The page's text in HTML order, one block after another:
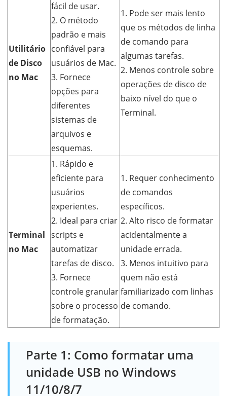
Utilitário
de Disco
no Mac
fácil de usar.
2. O método
padrão e mais
confiável para
usuários de Mac.
3. Fornece
opções para
diferentes
sistemas de
arquivos e
esquemas.
1. Pode ser mais lento
que os métodos de linha
de comando para
algumas tarefas.
2. Menos controle sobre
operações de disco de
baixo nível do que o
Terminal.
Terminal
no Mac
1. Rápido e
eficiente para
usuários
experientes.
2. Ideal para criar
scripts e
automatizar
tarefas de disco.
3. Fornece
controle granular
sobre o processo
de formatação.
1. Requer conhecimento
de comandos
específicos.
2. Alto risco de formatar
acidentalmente a
unidade errada.
3. Menos intuitivo para
quem não está
familiarizado com linhas
de comando.
Parte 1: Como formatar uma
unidade USB no Windows
11/10/8/7